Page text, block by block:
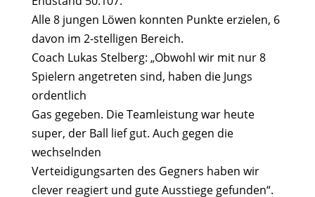
Alle 8 jungen Löwen konnten Punkte erzielen, 6
davon im 2-stelligen Bereich.
Coach Lukas Stelberg: „Obwohl wir mit nur 8
Spielern angetreten sind, haben die Jungs
ordentlich
Gas gegeben. Die Teamleistung war heute
super, der Ball lief gut. Auch gegen die
wechselnden
Verteidigungsarten des Gegners haben wir
clever reagiert und gute Ausstiege gefunden“.